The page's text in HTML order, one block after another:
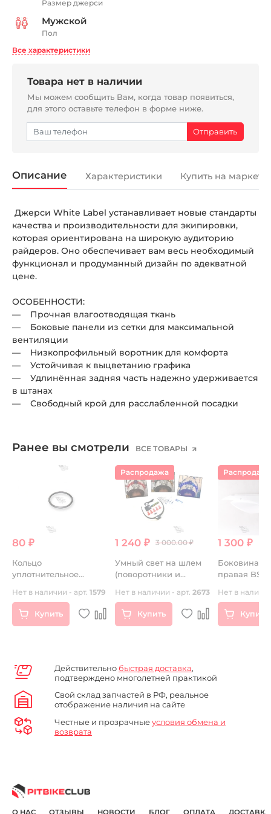
Размер джерси
Мужской
Пол
Все характеристики
Товара нет в наличии
Мы можем сообщить Вам, когда товар появиться,
для этого оставьте телефон в форме ниже.
Описание Характеристики Купить на
Джерси White Label устанавливает новые стандарты
качества и производительности для экипировки,
которая ориентирована на широкую аудиторию
райдеров. Оно обеспечивает вам весь необходимый
функционал и продуманный дизайн по адекватной
цене.
ОСОБЕННОСТИ:
— Прочная влагоотводящая ткань
— Боковые панели из сетки для максимальной
вентиляции
— Низкопрофильный воротник для комфорта
— Устойчивая к выцветанию графика
— Удлинённая задняя часть надежно удерживается
в штанах
— Свободный крой для расслабленной посадки
Ранее вы смотрели ВСЕ ТОВАРЫ
80 ₽
Кольцо
уплотнительное
110/125/140
Нет в наличии - арт. 1579
Купить
Распродажа
1 240 ₽ 3 000.00 ₽
Умный свет на шлем
(поворотники и
Нет в наличии - арт. 2673
Купить
Распродажа
1 300 ₽
Боковина
правая BSE
Нет в
Купить
Действительно быстрая доставка,
подтверждено многолетней практикой
Свой склад запчастей в РФ, реальное
отображение наличия на сайте
Честные и прозрачныеусловия обмена и
возврата